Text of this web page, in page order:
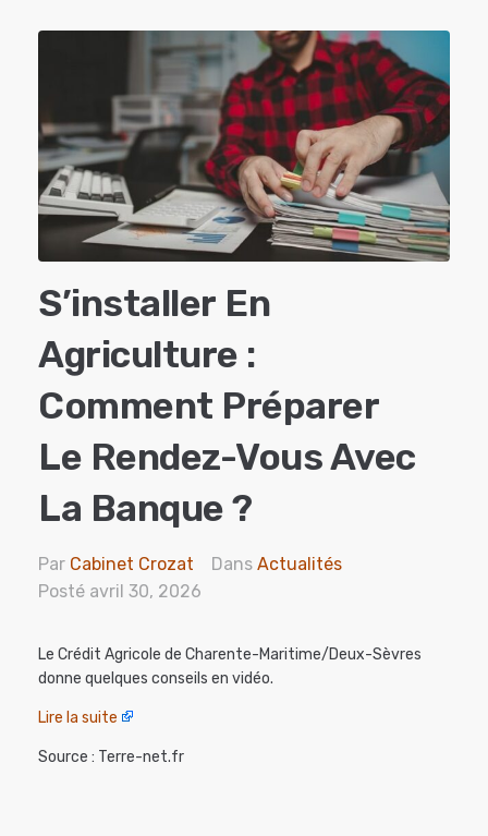
S’installer En
Agriculture :
Comment Préparer
Le Rendez-Vous Avec
La Banque ?
Par Cabinet Crozat Dans Actualités
Posté avril 30, 2026
Le Crédit Agricole de Charente-Maritime/Deux-Sèvres
donne quelques conseils en vidéo.
Lire la suite
Source : Terre-net.fr